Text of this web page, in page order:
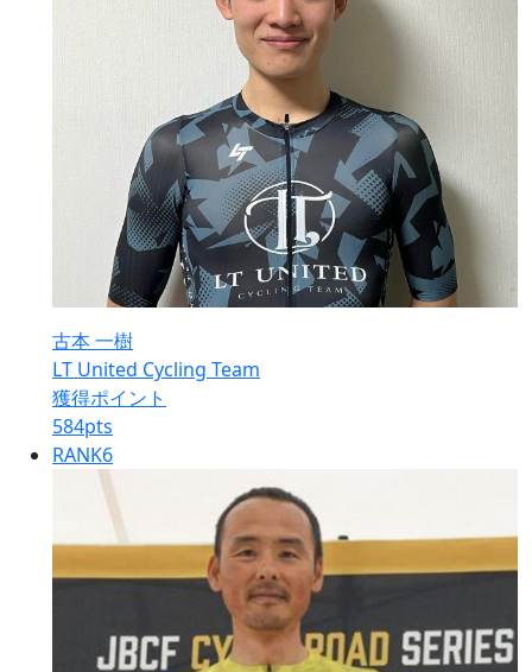
古本 一樹
LT United Cycling Team
獲得ポイント
584pts
RANK6